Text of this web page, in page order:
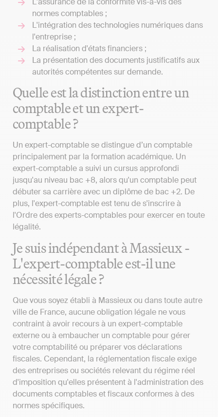
normes comptables ;
L'intégration des technologies numériques dans
l'entreprise ;
La réalisation d'états financiers ;
La présentation des documents justificatifs aux
autorités compétentes sur demande.
Quelle est la distinction entre un
comptable et un expert-
comptable ?
Un expert-comptable se distingue d’un comptable
principalement par la formation académique. Un
expert-comptable a suivi un cursus approfondi
jusqu'au niveau bac +8, alors qu'un comptable peut
débuter sa carrière avec un diplôme de bac +2. De
plus, l'expert-comptable est tenu de s'inscrire à
l'Ordre des experts-comptables pour exercer en toute
légalité.
Je suis indépendant à Massieux -
L'expert-comptable est-il une
nécessité légale ?
Que vous soyez établi à Massieux ou dans toute autre
ville de France, aucune obligation légale ne vous
contraint à avoir recours à un expert-comptable
externe ou à embaucher un comptable pour gérer
votre comptabilité ou préparer vos déclarations
fiscales. Cependant, la réglementation fiscale exige
des entreprises ou sociétés relevant du régime réel
d'imposition qu'elles présentent à l'administration des
documents comptables et fiscaux conformes à des
normes spécifiques.